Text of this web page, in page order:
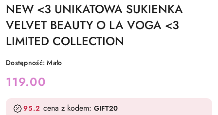
NEW <3 UNIKATOWA SUKIENKA
VELVET BEAUTY O LA VOGA <3
LIMITED COLLECTION
Dostępność:Mało
cena:
119.00
95.2 cena z kodem: GIFT20